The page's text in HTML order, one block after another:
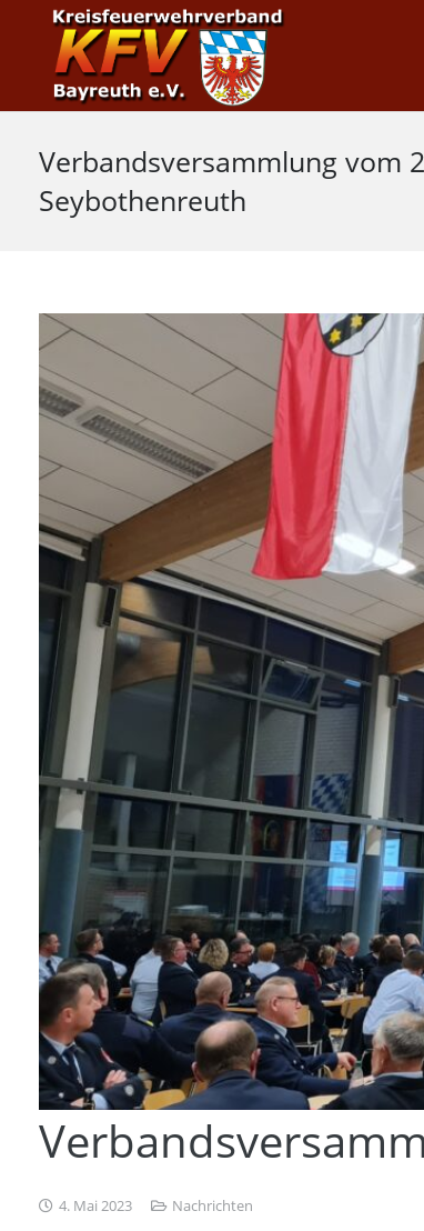
Verbandsversammlung vom
Seybothenreuth
4. Mai 2023 Nachrichten